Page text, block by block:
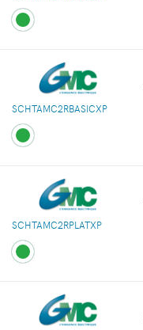
SCHTAMC2RBASICXP
SCHTAMC2RPLATXP